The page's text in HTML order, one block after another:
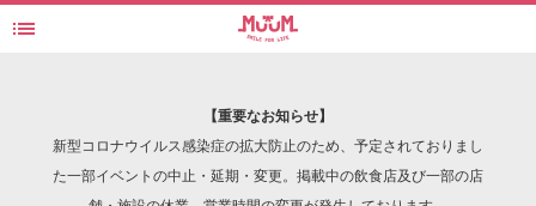
オトノ葉Entertainment – ツッコミ巨乳 動画

【重要なお知らせ】
新型コロナウイルス感染症の拡大防止のため、予定されておりまし
た一部イベントの中止・延期・変更。掲載中の飲食店及び一部の店